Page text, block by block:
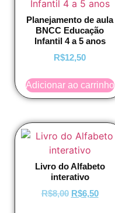
Planejamento de aula
BNCC Educação
Infantil 4 a 5 anos
R$12,50
Adicionar ao carrinho
Livro do Alfabeto
interativo
R$8,00 R$6,50